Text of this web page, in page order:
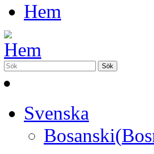
Hem
Svenska
Bosanski(